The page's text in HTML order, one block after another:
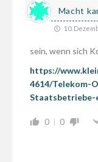
Macht
10.
sein, wenn sich
https://
4614/Telekom-
Staatsbetriebe-
0 0